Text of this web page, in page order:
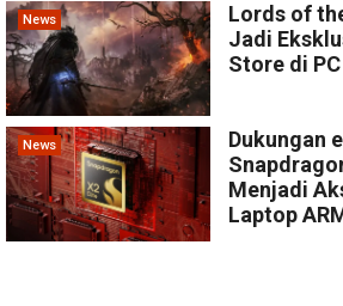
News
Lords of
Jadi
Store di PC
News
Dukungan
Menjadi
Laptop